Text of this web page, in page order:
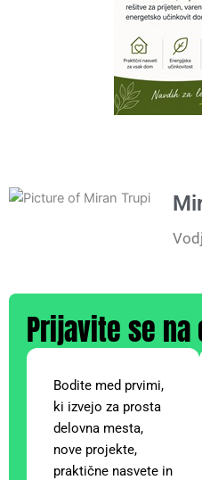
Prijavite se na
Bodite med prvimi,
ki izvejo za prosta
delovna mesta,
nove projekte,
praktične nasvete in